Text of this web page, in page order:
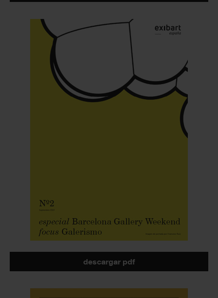
descargar pdf